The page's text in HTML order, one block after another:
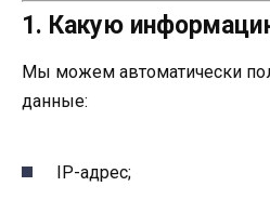
1. Какую
Мы можем автоматически
данные:
IP-адрес;